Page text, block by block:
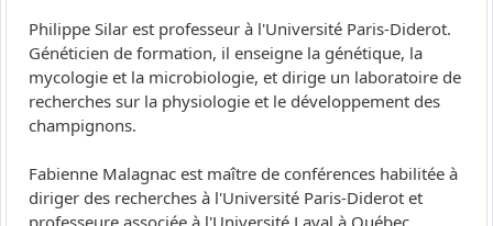
Philippe Silar est professeur à l'Université Paris-Diderot.
Généticien de formation, il enseigne la génétique, la
mycologie et la microbiologie, et dirige un laboratoire de
recherches sur la physiologie et le développement des
champignons.
Fabienne Malagnac est maître de conférences habilitée à
diriger des recherches à l'Université Paris-Diderot et